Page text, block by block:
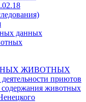
данных
ЖИВОТНЫХ
приютов
животных